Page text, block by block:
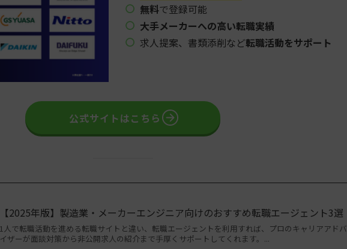
無料で登録可能
大手メーカーへの高い転職実績
求人提案、書類添削など転職活動をサポート
公式サイトはこちら
【2025年版】製造業・メーカーエンジニア向けのおすすめ転職エージェント3選
1人で転職活動を進める転職サイトと違い、転職エージェントを利用すれば、プロのキャリアアドバ
イザーが面談対策から非公開求人の紹介まで手厚くサポートしてくれます。...